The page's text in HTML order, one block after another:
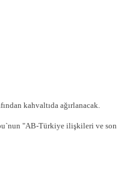
kahvaltıda ağırlanacak.
"AB-Türkiye ilişkileri ve son